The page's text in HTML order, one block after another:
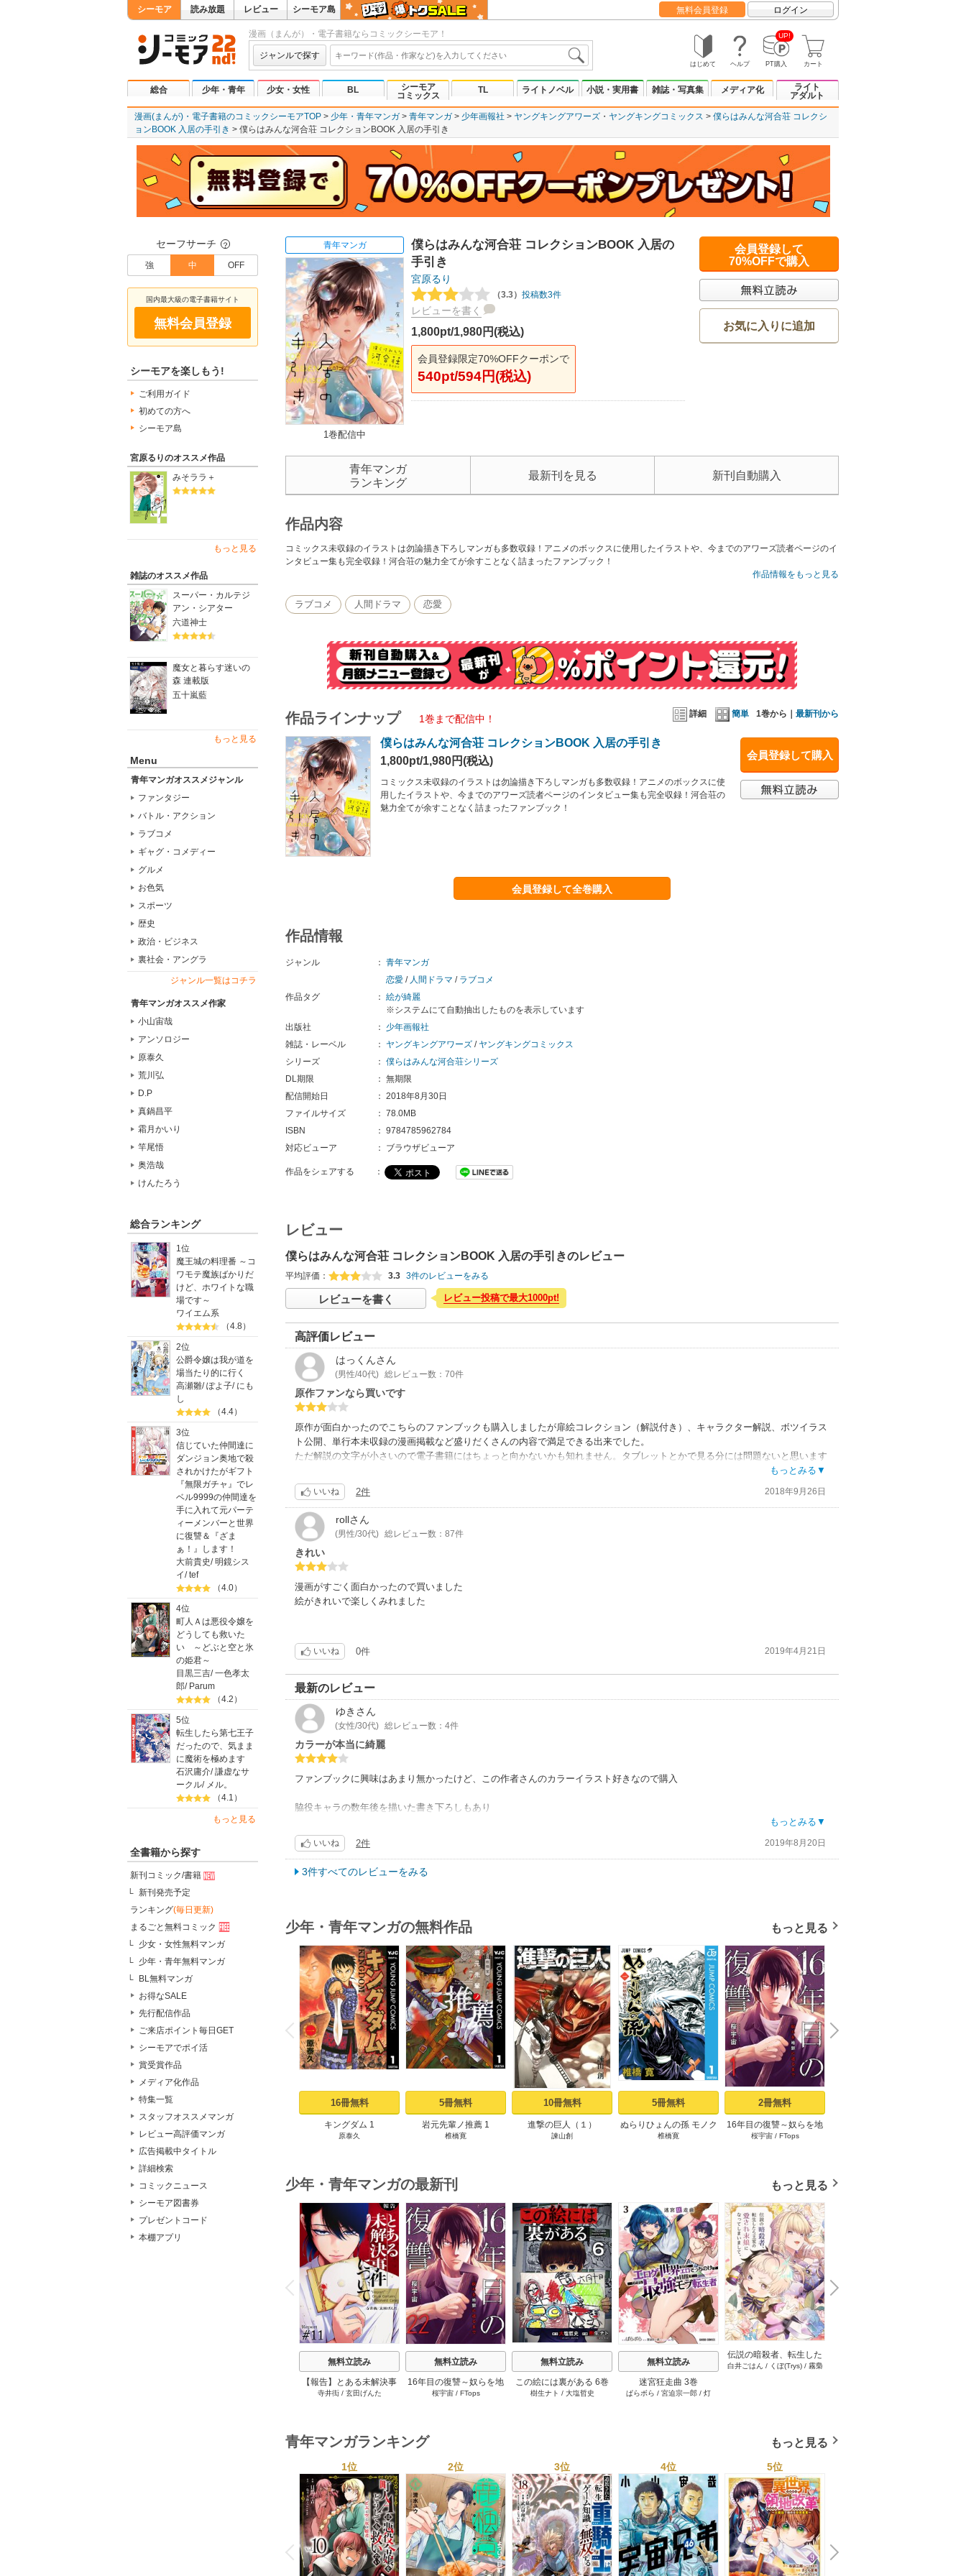
シーモア 読み放題 レビュー シーモア島 無料会員登録 ログイン
漫画（まんが）・電子書籍ならコミックシーモア！
ジャンルで探す
はじめて ヘルプ
UP!
PT購入 カート
総合 少年・青年 少女・女性 BL
シーモア
コミックス
TL ライトノベル 小説・実用書 雑誌・写真集 メディア化
ライト
アダルト
漫画(まんが)・電子書籍のコミックシーモアTOP 少年・青年マンガ 青年マンガ 少年画報社 ヤングキングアワーズ ヤングキングコミックス
僕らはみんな河合荘 コレクシ
ョンBOOK 入居の手引き
僕らはみんな河合荘 コレクションBOOK 入居の手引き
セーフサーチ ？
強 中 OFF
国内最大級の電子書籍サイト
無料会員登録
シーモアを楽しもう!
ご利用ガイド
初めての方へ
シーモア島
宮原るりのオススメ作品
みそララ＋
もっと見る
雑誌のオススメ作品
スーパー・カルテジ
アン・シアター
六道神士
魔女と暮らす迷いの
森 連載版
五十嵐藍
もっと見る
Menu
青年マンガオススメジャンル
ファンタジー
バトル・アクション
ラブコメ
ギャグ・コメディー
グルメ
お色気
スポーツ
歴史
政治・ビジネス
裏社会・アングラ
ジャンル一覧はコチラ
青年マンガオススメ作家
小山宙哉
アンソロジー
原泰久
荒川弘
D.P
真鍋昌平
霜月かいり
竿尾悟
奥浩哉
けんたろう
総合ランキング
1位
魔王城の料理番 ～コ
ワモテ魔族ばかりだ
けど、ホワイトな職
場です～
ワイエム系
（4.8）
2位
公爵令嬢は我が道を
場当たり的に行く
高瀬雛/ぽよ子/ にも
し
（4.4）
3位
信じていた仲間達に
ダンジョン奥地で殺
されかけたがギフト
『無限ガチャ』でレ
ベル9999の仲間達を
手に入れて元パーテ
ィーメンバーと世界
に復讐＆『ざま
ぁ！』します！
大前貴史/明鏡シス
イ/tef
（4.0）
4位
町人Ａは悪役令嬢を
どうしても救いた
い ～どぶと空と氷
の姫君～
目黒三吉/一色孝太
郎/ Parum
（4.2）
5位
転生したら第七王子
だったので、気まま
に魔術を極めます
石沢庸介/謙虚なサ
ークル/ メル。
（4.1）
もっと見る
全書籍から探す
新刊コミック/書籍
新刊発売予定
ランキング(毎日更新)
まるごと無料コミック
少女・女性無料マンガ
少年・青年無料マンガ
BL無料マンガ
お得なSALE
先行配信作品
ご来店ポイント毎日GET
シーモアでポイ活
賞受賞作品
メディア化作品
特集一覧
スタッフオススメマンガ
レビュー高評価マンガ
広告掲載中タイトル
詳細検索
コミックニュース
シーモア図書券
プレゼントコード
本棚アプリ
青年マンガ
1巻配信中
僕らはみんな河合荘 コレクションBOOK 入居の
手引き
宮原るり
（3.3） 投稿数3件
レビューを書く
1,800pt/1,980円(税込)
会員登録限定70%OFFクーポンで
540pt/594円(税込)
会員登録して
70%OFFで購入
お気に入りに追加
青年マンガ
ランキング
最新刊を見る 新刊自動購入
作品内容
コミックス未収録のイラストは勿論描き下ろしマンガも多数収録！アニメのボックスに使用したイラストや、今までのアワーズ読者ページのイ
ンタビュー集も完全収録！河合荘の魅力全てが余すことなく詰まったファンブック！
作品情報をもっと見る
ラブコメ 人間ドラマ 恋愛
詳細 簡単 1巻から｜ 最新刊から
作品ラインナップ 1巻まで配信中！
会員登録して購入
僕らはみんな河合荘 コレクションBOOK 入居の手引き
1,800pt/1,980円(税込)
コミックス未収録のイラストは勿論描き下ろしマンガも多数収録！アニメのボックスに使
用したイラストや、今までのアワーズ読者ページのインタビュー集も完全収録！河合荘の
魅力全てが余すことなく詰まったファンブック！
会員登録して全巻購入
作品情報
ジャンル ： 青年マンガ
恋愛 / 人間ドラマ / ラブコメ
作品タグ
： 絵が綺麗
※システムにて自動抽出したものを表示しています
出版社
：
少年画報社
雑誌・レーベル
： ヤングキングアワーズ / ヤングキングコミックス
シリーズ
： 僕らはみんな河合荘シリーズ
DL期限
： 無期限
配信開始日
： 2018年8月30日
ファイルサイズ
： 78.0MB
ISBN
： 9784785962784
対応ビューア
： ブラウザビューア
作品をシェアする ：
レビュー
僕らはみんな河合荘 コレクションBOOK 入居の手引きのレビュー
平均評価： 3.3 3件のレビューをみる
レビューを書く レビュー投稿で最大1000pt!
高評価レビュー
はっくんさん
(男性/40代) 総レビュー数：70件
原作ファンなら買いです
原作が面白かったのでこちらのファンブックも購入しましたが扉絵コレクション（解説付き）、キャラクター解説、ボツイラス
ト公開、単行本未収録の漫画掲載など盛りだくさんの内容で満足できる出来でした。
ただ解説の文字が小さいので電子書籍にはちょっと向かないかも知れません。タブレットとかで見る分には問題ないと思います
もっとみる▼
いいね 2件 2018年9月26日
rollさん
(男性/30代) 総レビュー数：87件
きれい
漫画がすごく面白かったので買いました
絵がきれいで楽しくみれました
いいね 0件 2019年4月21日
最新のレビュー
ゆき さん
(女性/30代) 総レビュー数：4件
カラーが本当に綺麗
ファンブックに興味はあまり無かったけど、この作者さんのカラーイラスト好きなので購入
脇役キャラの数年後を描いた書き下ろしもあり
4コマ漫画の手書き文字はスマホだと読めませんでした
もっとみる▼
いいね 2件 2019年8月20日
3件すべてのレビューをみる
少年・青年マンガの無料作品 もっと見る
P
r
e
v
i
o
u
s
16冊無料
キングダム 1
原泰久
5冊無料
岩元先輩ノ推薦 1
椎橋寛
10冊無料
進撃の巨人（１）
諫山創
5冊無料
ぬらりひょんの孫 モノク
ロ版 1
椎橋寛
2冊無料
16年目の復讐～奴らを地
獄に送るまで 1巻
桜宇宙/ FTops
N
e
x
t
少年・青年マンガの最新刊 もっと見る
P
r
e
v
i
o
u
s
無料立読み
【報告】とある未解決事
件について 11巻
寺井衒/ 玄田げんた
無料立読み
16年目の復讐～奴らを地
獄に送るまで 22巻
桜宇宙/ FTops
無料立読み
この絵には裏がある 6巻
樹生ナト / 大塩哲史
無料立読み
迷宮狂走曲 3巻
ぱらボら / 宮迫宗一郎 / 灯
伝説の暗殺者、転生した
ら王家の愛され末娘にな
白井ごはん / くぼ(Trys)/ 霧梟
最強の師弟になっていた
N
e
x
t
青年マンガランキング もっと見る
P
r
e
v
i
o
u
s
1位 2位 3位 4位 5位
N
e
x
t